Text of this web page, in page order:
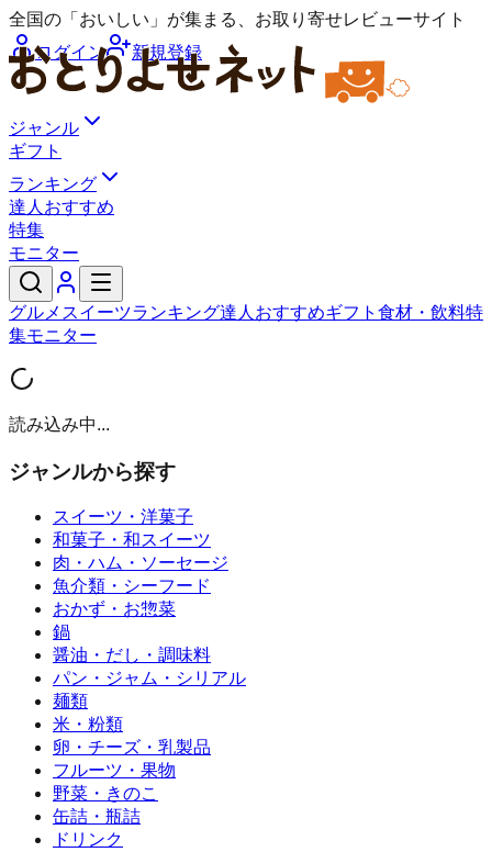
全国の「おいしい」が集まる、お取り寄せレビューサイト
ログイン
新規登録
ジャンル
ギフト
ランキング
達人おすすめ
特集
モニター
グルメ スイーツランキング達人おすすめギフト 食材・飲料特
集モニター
読み込み中...
ジャンルから探す
スイーツ・洋菓子
和菓子・和スイーツ
肉・ハム・ソーセージ
魚介類・シーフード
おかず・お惣菜
鍋
醤油・だし・調味料
パン・ジャム・シリアル
麺類
米・粉類
卵・チーズ・乳製品
フルーツ・果物
野菜・きのこ
缶詰・瓶詰
ドリンク